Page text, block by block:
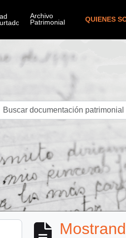
QUIENES